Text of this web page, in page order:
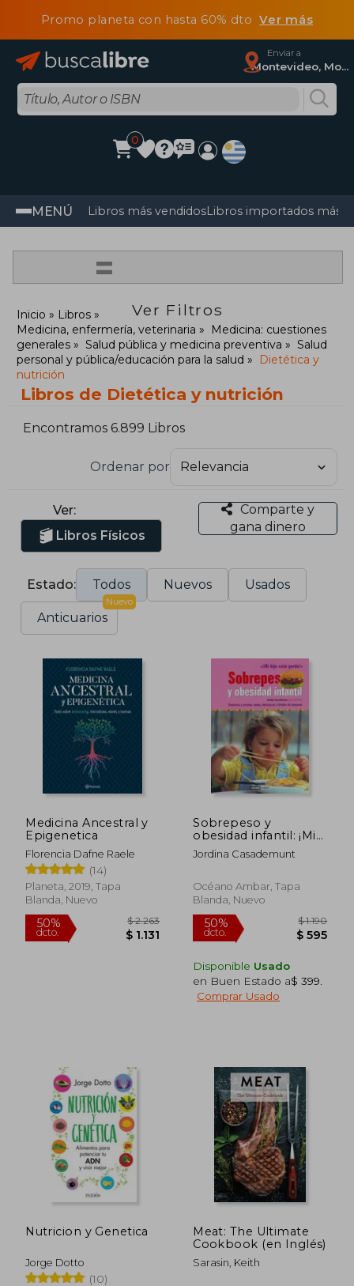
Promo planeta con hasta 60% dtoVer más
Enviar a
Montevideo, Montevideo
0
MENÚ Libros más vendidosLibros importados más
=
Ver Filtros
Inicio
Libros
Medicina, enfermería, veterinaria
Medicina: cuestiones
generales
Salud pública y medicina preventiva
Salud
personal y pública/educación para la salud
Dietética y
nutrición
Libros de Dietética y nutrición
Encontramos 6.899 Libros
Ordenar por
Ver:
Libros Físicos
Comparte y
gana dinero
Estado: Todos Nuevos Usados
Anticuarios
Nuevo
Medicina Ancestral y
Epigenetica
Florencia Dafne Raele
(14)
Planeta, 2019, Tapa
Blanda, Nuevo
Sobrepeso y
obesidad infantil: ¡Mi
hijo está gordo! (Salud
y vida natural)
Jordina Casademunt
Océano Ambar, Tapa
Blanda, Nuevo
Disponible Usado
en Buen Estado a$ 399
Comprar Usado
Nutricion y Genetica
Jorge Dotto
(10)
Meat: The Ultimate
Cookbook (en Inglés)
Sarasin, Keith